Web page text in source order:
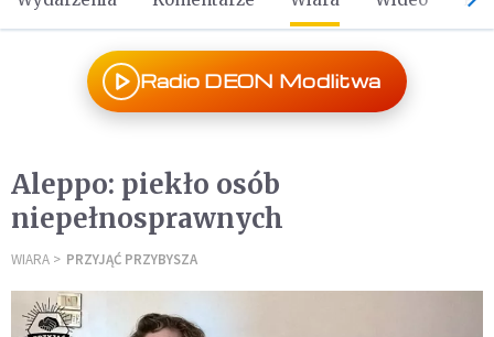
Radio DEON Modlitwa
Aleppo: piekło osób
niepełnosprawnych
WIARA PRZYJĄĆ PRZYBYSZA